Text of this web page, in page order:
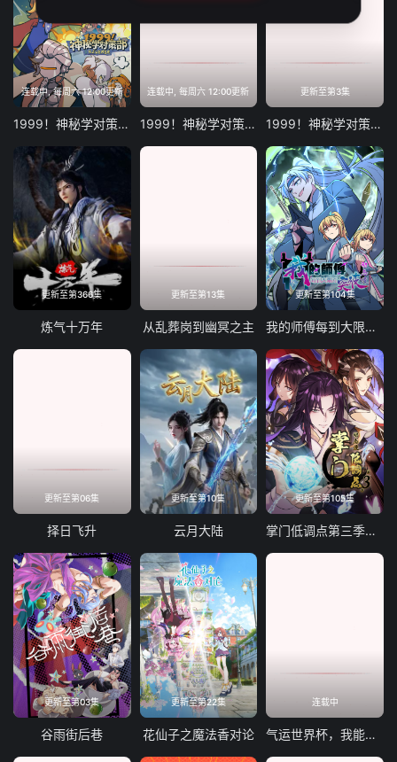
连载中, 每周六 12:00更新
1999！神秘学对策部英配版
连载中, 每周六 12:00更新
1999！神秘学对策部国语版
更新至第3集
1999！神秘学对策部英语版
更新至第366集
炼气十万年
更新至第13集
从乱葬岗到幽冥之主
更新至第104集
我的师傅每到大限才突破动态漫画
更新至第06集
择日飞升
更新至第10集
云月大陆
更新至第105集
掌门低调点第三季动态漫画
更新至第03集
谷雨街后巷
更新至第22集
花仙子之魔法香对论
连载中
气运世界杯，我能复制所有球星技能